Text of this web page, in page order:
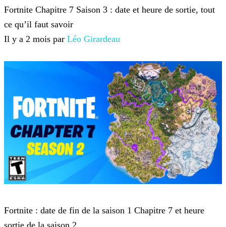
Fortnite Chapitre 7 Saison 3 : date et heure de sortie, tout
ce qu’il faut savoir
Il y a 2 mois par Léo Girardeau
Fortnite : date de fin de la saison 1 Chapitre 7 et heure